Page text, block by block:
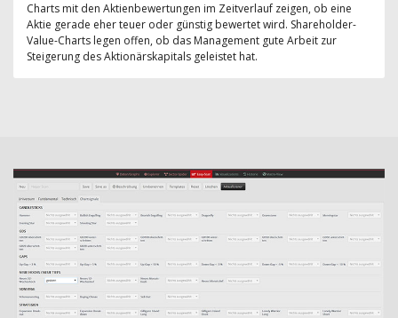
Charts mit den Aktienbewertungen im Zeitverlauf zeigen, ob eine
Aktie gerade eher teuer oder günstig bewertet wird. Shareholder-
Value-Charts legen offen, ob das Management gute Arbeit zur
Steigerung des Aktionärskapitals geleistet hat.